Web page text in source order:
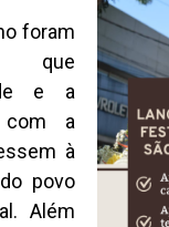
foram
que
e a
com a
à
povo
Além